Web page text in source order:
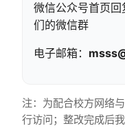
微信公众号首页回
们的微信群
电子邮箱：
注：为配合校方网络
行访问；整改完成后